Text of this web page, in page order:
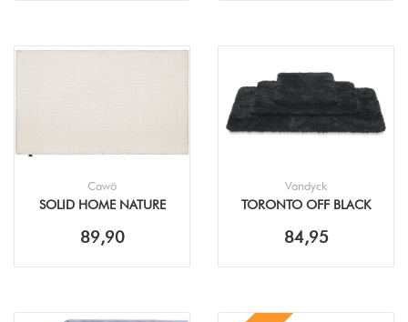
Cawö
SOLID HOME NATURE
89,90
Vandyck
TORONTO OFF BLACK
84,95